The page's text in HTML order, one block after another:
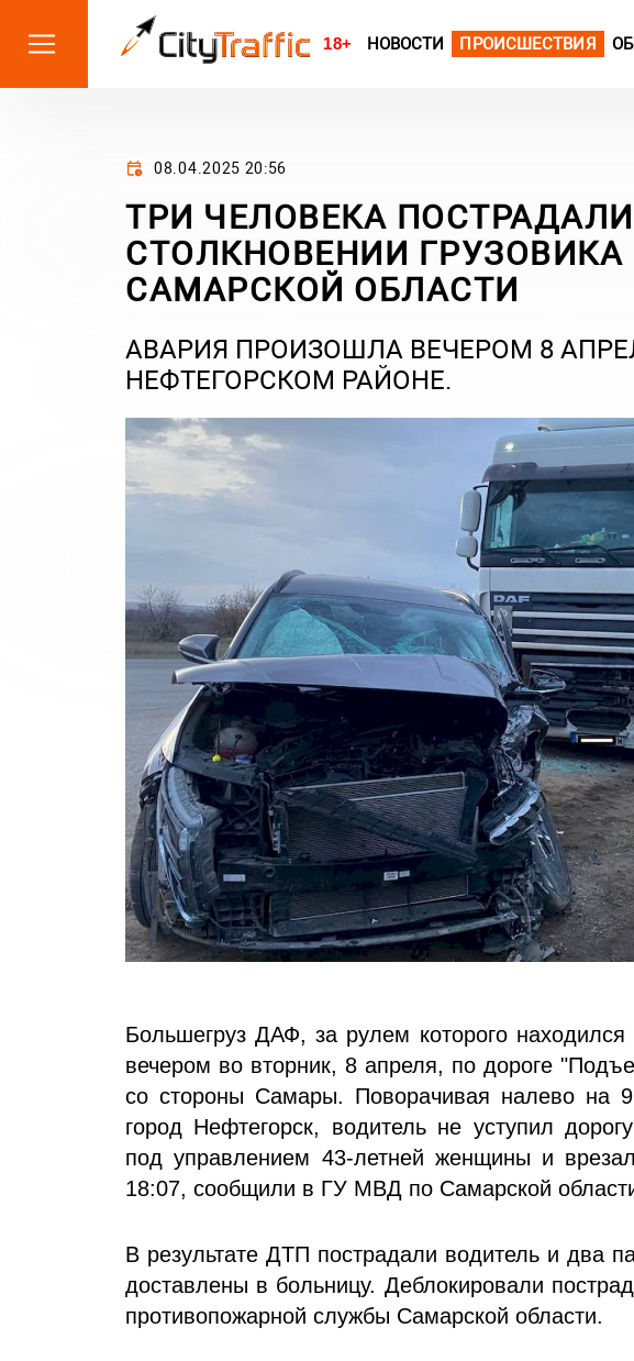
18+ НОВОСТИ ПРОИСШЕСТВИЯ
08.04.2025 20:56
ТРИ ЧЕЛОВЕКА
СТОЛКНОВЕНИИ
САМАРСКОЙ ОБЛАСТИ
АВАРИЯ ПРОИЗОШЛА ВЕЧЕРОМ 8
НЕФТЕГОРСКОМ РАЙОНЕ.
Большегруз ДАФ, за рулем которого
вечером во вторник, 8 апреля, по дороге
со стороны Самары. Поворачивая налево на
город Нефтегорск, водитель не уступил
под управлением 43-летней женщины и
18:07, сообщили в ГУ МВД по Самарской
В результате ДТП пострадали водитель и два
доставлены в больницу. Деблокировали
противопожарной службы Самарской области.